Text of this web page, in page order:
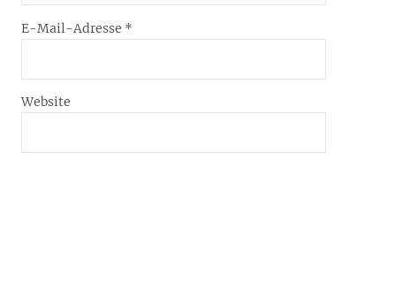
E-Mail-Adresse *
Website